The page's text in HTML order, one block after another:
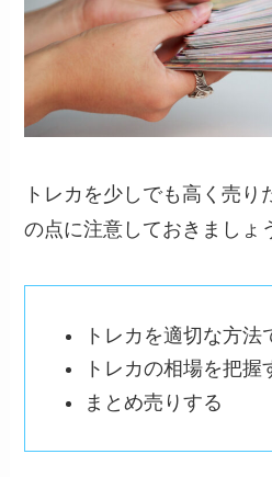
トレカを少しでも高く売
の点に注意しておきましょ
トレカを適切な方法
トレカの相場を把握
まとめ売りする